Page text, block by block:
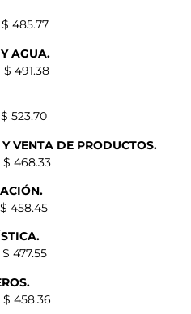
$ 485.77
AGUA.
$ 491.38
$ 523.70
VENTA DE PRODUCTOS.
$ 468.33
$ 458.45
$ 477.55
$ 458.36